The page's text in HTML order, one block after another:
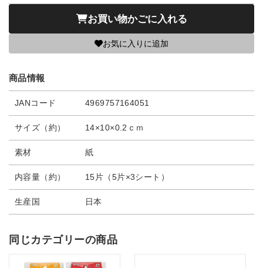
お買い物かごに入れる
お気に入りに追加
商品情報
JANコード 4969757164051
サイズ（約） 14×10×0.2ｃｍ
素材 紙
内容量（約） 15片（5片×3シート）
生産国 日本
同じカテゴリーの商品